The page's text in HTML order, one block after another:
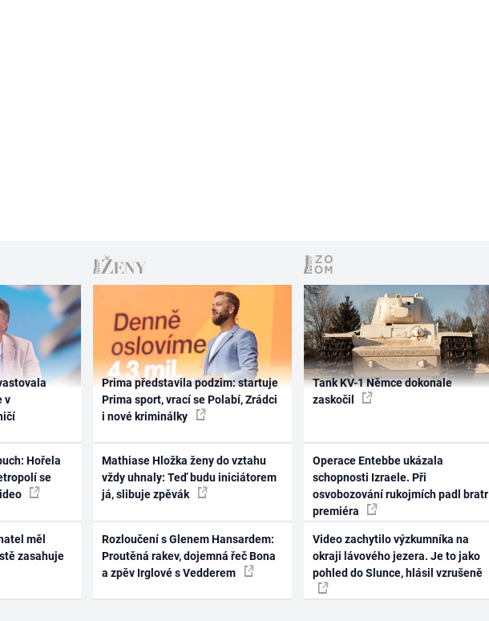
v
Hořela
se
měl
zasahuje
Prima představila podzim: startuje
Prima sport, vrací se Polabí, Zrádci
i nové kriminálky
Mathiase Hložka ženy do vztahu
vždy uhnaly: Teď budu iniciátorem
já, slibuje zpěvák
Rozloučení s Glenem Hansardem:
Proutěná rakev, dojemná řeč Bona
a zpěv Irglové s Vedderem
Tank KV-1 Němce dokonale
zaskočil
Operace Entebbe ukázala
schopnosti Izraele. Při
osvobozování rukojmích padl bratr
premiéra
Video zachytilo výzkumníka na
okraji lávového jezera. Je to jako
pohled do Slunce, hlásil vzrušeně